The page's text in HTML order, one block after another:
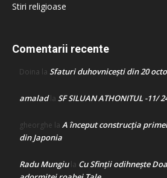
Stiri religioase
Comentarii recente
Doina la Sfaturi duhovnicești din 20
amaladla SF SILUAN ATHONITUL -11/
gheorghe la A început construcţia
din Japonia
Radu Mungiula Cu Sfinții odihnește